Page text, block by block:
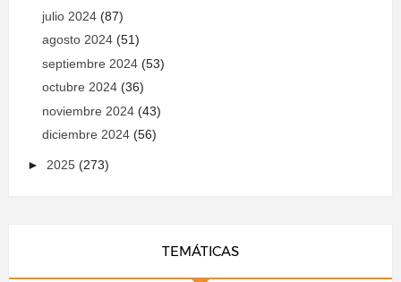
julio 2024 (87)
agosto 2024 (51)
septiembre 2024 (53)
octubre 2024 (36)
noviembre 2024 (43)
diciembre 2024 (56)
► 2025 (273)
TEMÁTICAS